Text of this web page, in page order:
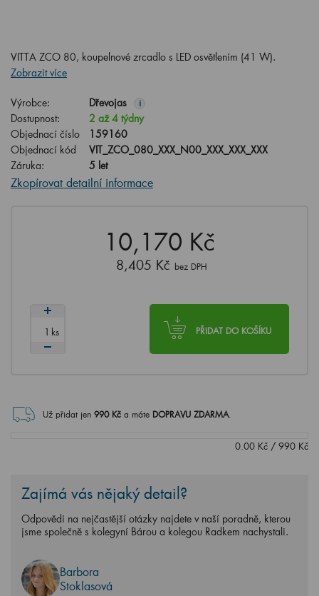
VITTA ZCO 80, koupelnové zrcadlo s LED osvětlením (41 W).
Zobrazit více
Výrobce: Dřevojas i
Dostupnost:
2 až 4 týdny
Objednací číslo
159160
Objednací kód
VIT_ZCO_080_XXX_N00_XXX_XXX_XXX
Záruka:
5 let
Zkopírovat detailní informace
10,170 Kč
8,405 Kč bez DPH
PŘIDAT DO KOŠÍKU
ks
Už přidat jen 990Kč a máte DOPRAVU ZDARMA.
0.00 Kč / 990 Kč
Zajímá vás nějaký detail?
Odpovědi na nejčastější otázky najdete v naší poradně, kterou
jsme společně s kolegyní Bárou a kolegou Radkem nachystali.
Barbora
Stoklasová